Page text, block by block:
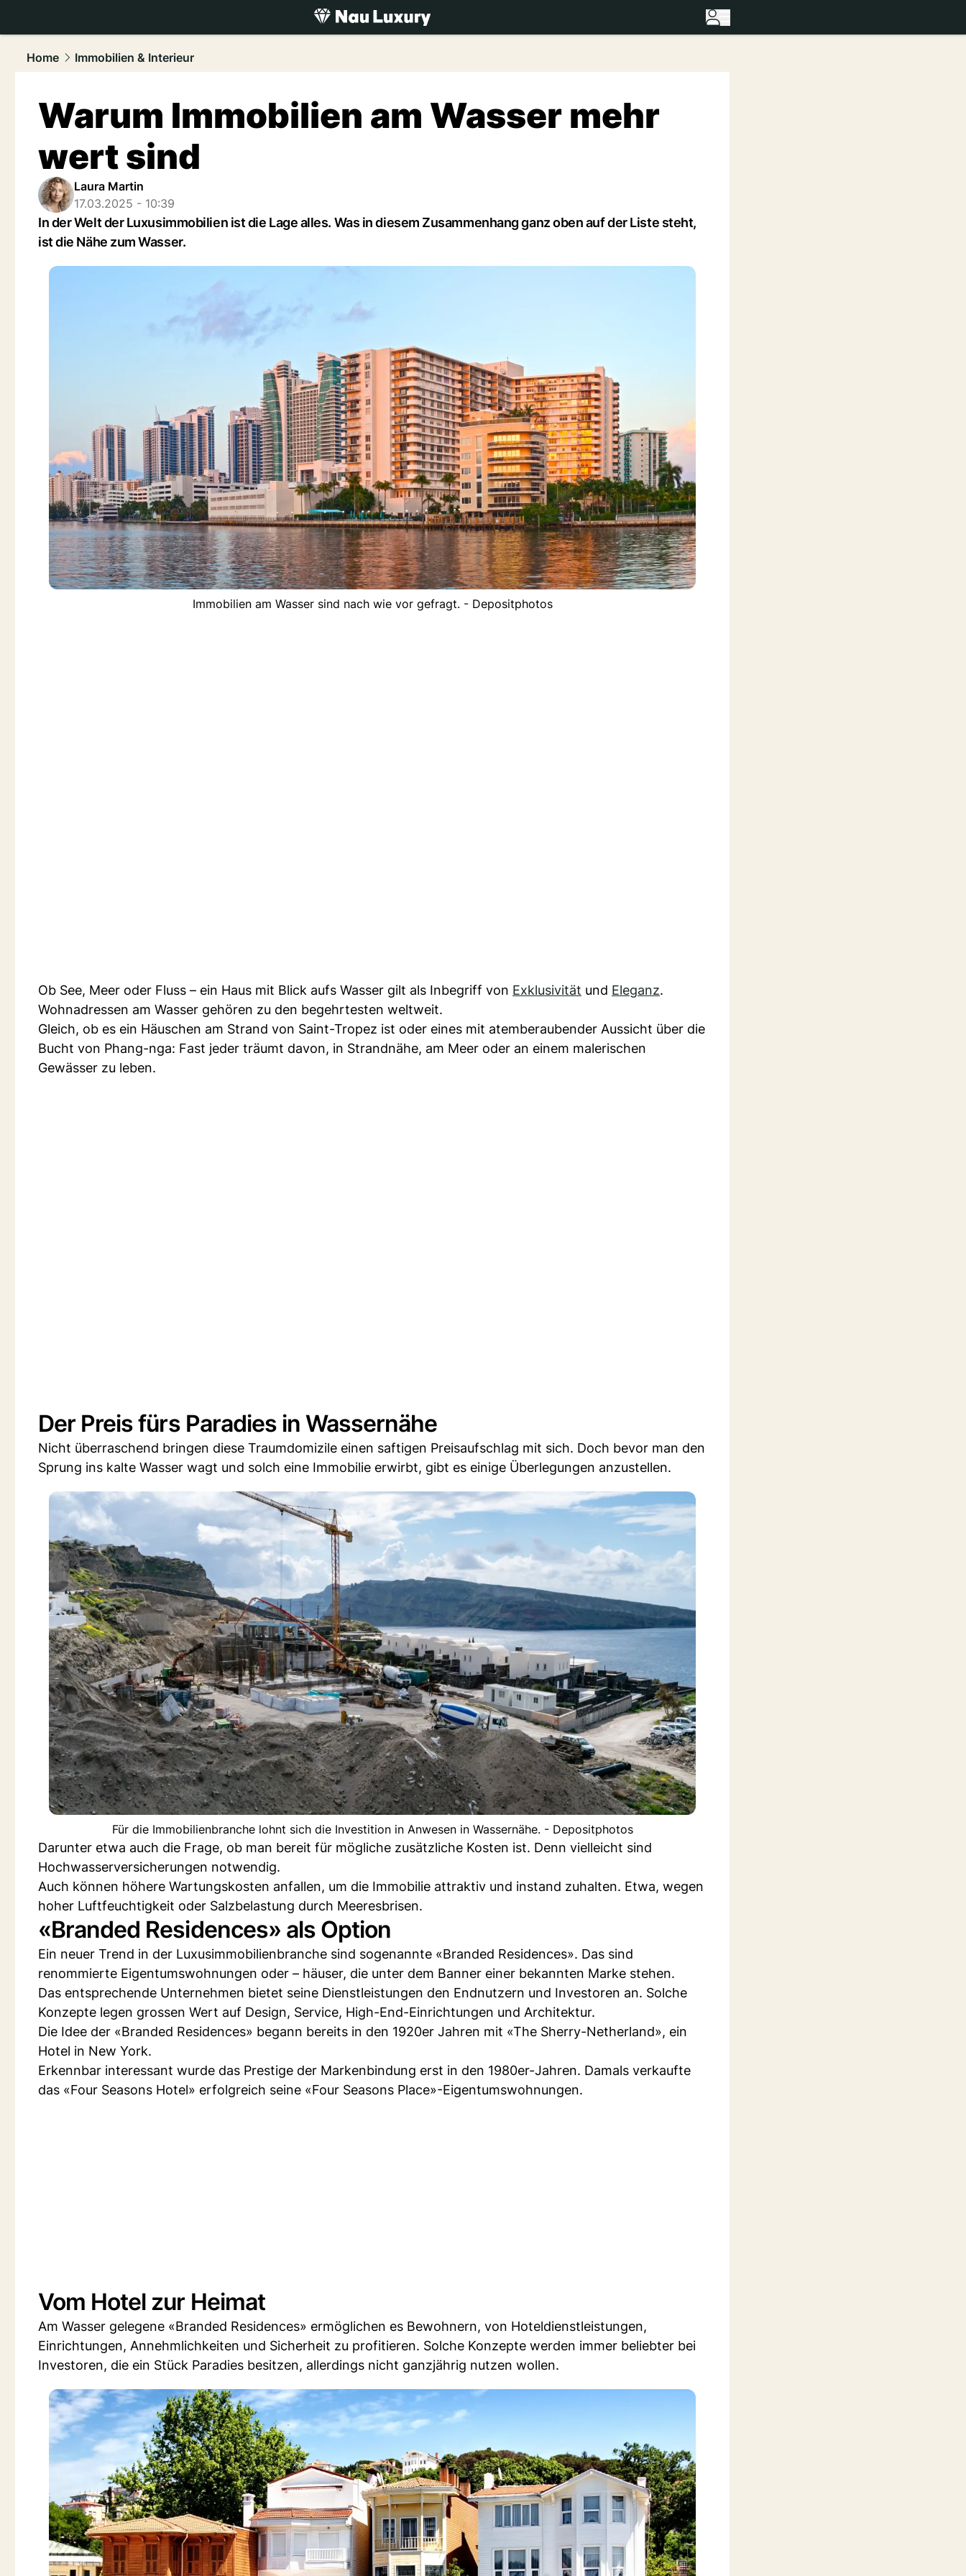
luxury.NAU.ch
Home
Immobilien & Interieur
Warum Immobilien am Wasser mehr
wert sind
Laura Martin
17.03.2025 - 10:39
In der Welt der Luxusimmobilien ist die Lage alles. Was in diesem Zusammenhang ganz oben auf der Liste steht,
ist die Nähe zum Wasser.
Immobilien am Wasser sind nach wie vor gefragt. - Depositphotos
Ob See, Meer oder Fluss – ein Haus mit Blick aufs Wasser gilt als Inbegriff von Exklusivität und Eleganz.
Wohnadressen am Wasser gehören zu den begehrtesten weltweit.
Gleich, ob es ein Häuschen am Strand von Saint-Tropez ist oder eines mit atemberaubender Aussicht über die
Bucht von Phang-nga: Fast jeder träumt davon, in Strandnähe, am Meer oder an einem malerischen
Gewässer zu leben.
Der Preis fürs Paradies in Wassernähe
Nicht überraschend bringen diese Traumdomizile einen saftigen Preisaufschlag mit sich. Doch bevor man den
Sprung ins kalte Wasser wagt und solch eine Immobilie erwirbt, gibt es einige Überlegungen anzustellen.
Für die Immobilienbranche lohnt sich die Investition in Anwesen in Wassernähe. - Depositphotos
Darunter etwa auch die Frage, ob man bereit für mögliche zusätzliche Kosten ist. Denn vielleicht sind
Hochwasserversicherungen notwendig.
Auch können höhere Wartungskosten anfallen, um die Immobilie attraktiv und instand zuhalten. Etwa, wegen
hoher Luftfeuchtigkeit oder Salzbelastung durch Meeresbrisen.
«Branded Residences» als Option
Ein neuer Trend in der Luxusimmobilienbranche sind sogenannte «Branded Residences». Das sind
renommierte Eigentumswohnungen oder – häuser, die unter dem Banner einer bekannten Marke stehen.
Das entsprechende Unternehmen bietet seine Dienstleistungen den Endnutzern und Investoren an. Solche
Konzepte legen grossen Wert auf Design, Service, High-End-Einrichtungen und Architektur.
Die Idee der «Branded Residences» begann bereits in den 1920er Jahren mit «The Sherry-Netherland», ein
Hotel in New York.
Erkennbar interessant wurde das Prestige der Markenbindung erst in den 1980er-Jahren. Damals verkaufte
das «Four Seasons Hotel» erfolgreich seine «Four Seasons Place»-Eigentumswohnungen.
Vom Hotel zur Heimat
Am Wasser gelegene «Branded Residences» ermöglichen es Bewohnern, von Hoteldienstleistungen,
Einrichtungen, Annehmlichkeiten und Sicherheit zu profitieren. Solche Konzepte werden immer beliebter bei
Investoren, die ein Stück Paradies besitzen, allerdings nicht ganzjährig nutzen wollen.